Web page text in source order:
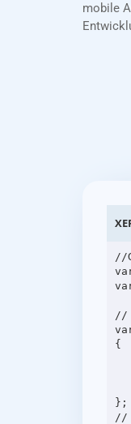
mobile
//
//
{
};
//